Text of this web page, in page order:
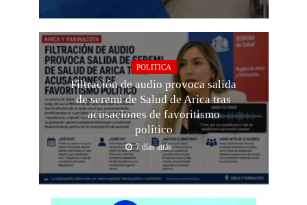
POLITICA
Filtración de audio provoca salida
de seremi de Salud de Arica tras
acusaciones de favoritismo
político
7 días atrás